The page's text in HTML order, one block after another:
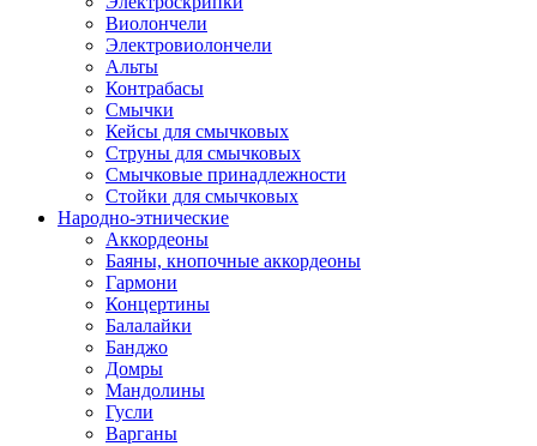
Виолончели
Электровиолончели
Альты
Контрабасы
Смычки
Кейсы для смычковых
Струны для смычковых
Смычковые принадлежности
Стойки для смычковых
Народно-этнические
Аккордеоны
Баяны, кнопочные аккордеоны
Гармони
Концертины
Балалайки
Банджо
Домры
Мандолины
Гусли
Варганы